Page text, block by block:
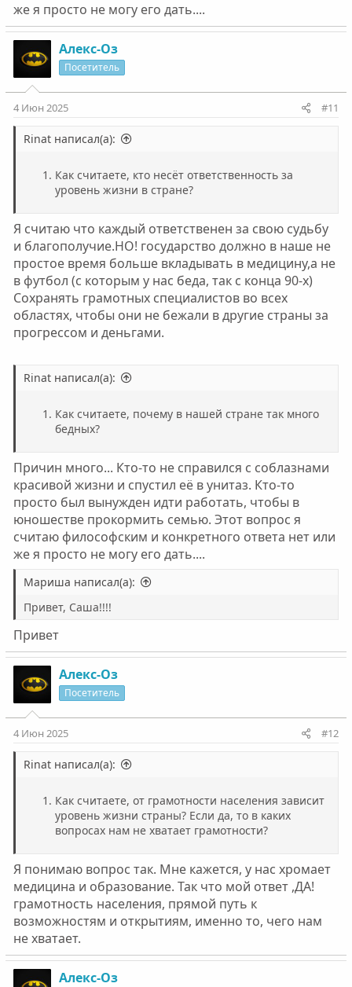
же я просто не могу его дать....
Алекс-Оз
Посетитель
4 Июн 2025 #11
Rinat написал(а):
Как считаете, кто несёт ответственность за
уровень жизни в стране?
Я считаю что каждый ответственен за свою судьбу
и благополучие.НО! государство должно в наше не
простое время больше вкладывать в медицину,а не
в футбол (с которым у нас беда, так с конца 90-х)
Сохранять грамотных специалистов во всех
областях, чтобы они не бежали в другие страны за
прогрессом и деньгами.
Rinat написал(а):
Как считаете, почему в нашей стране так много
бедных?
Причин много... Кто-то не справился с соблазнами
красивой жизни и спустил её в унитаз. Кто-то
просто был вынужден идти работать, чтобы в
юношестве прокормить семью. Этот вопрос я
считаю философским и конкретного ответа нет или
же я просто не могу его дать....
Мариша написал(а):
Привет, Саша!!!!
Привет
Алекс-Оз
Посетитель
4 Июн 2025 #12
Rinat написал(а):
Как считаете, от грамотности населения зависит
уровень жизни страны? Если да, то в каких
вопросах нам не хватает грамотности?
Я понимаю вопрос так. Мне кажется, у нас хромает
медицина и образование. Так что мой ответ ,ДА!
грамотность населения, прямой путь к
возможностям и открытиям, именно то, чего нам
не хватает.
Алекс-Оз